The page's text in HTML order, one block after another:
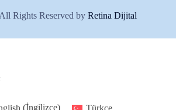
All Rights Reserved by Retina Dijital
(İngilizce) Türkçe